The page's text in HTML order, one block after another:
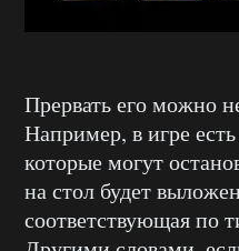
Прервать его можно
Например, в игре
которые могут
на стол будет
соответствующая по